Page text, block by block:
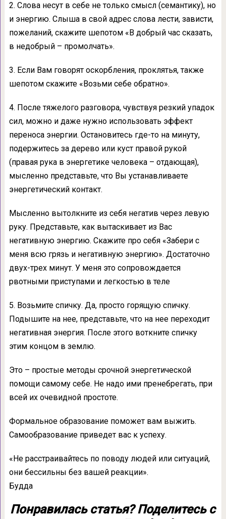
2. Слова несут в себе не только смысл (семантику), но
и энергию. Слыша в свой адрес слова лести, зависти,
пожеланий, скажите шепотом «В добрый час сказать,
в недобрый – промолчать».
3. Если Вам говорят оскорбления, проклятья, также
шепотом скажите «Возьми себе обратно».
4. После тяжелого разговора, чувствуя резкий упадок
сил, можно и даже нужно использовать эффект
переноса энергии. Остановитесь где-то на минуту,
подержитесь за дерево или куст правой рукой
(правая рука в энергетике человека – отдающая),
мысленно представьте, что Вы устанавливаете
энергетический контакт.
Мысленно вытолкните из себя негатив через левую
руку. Представьте, как вытаскивает из Вас
негативную энергию. Скажите про себя «Забери с
меня всю грязь и негативную энергию». Достаточно
двух-трех минут. У меня это сопровождается
рвотными приступами и легкостью в теле
5. Возьмите спичку. Да, просто горящую спичку.
Подышите на нее, представьте, что на нее переходит
негативная энергия. После этого воткните спичку
этим концом в землю.
Это – простые методы срочной энергетической
помощи самому себе. Не надо ими пренебрегать, при
всей их очевидной простоте.
Формальное образование поможет вам выжить.
Самообразование приведет вас к успеху.
«Не расстраивайтесь по поводу людей или ситуаций,
они бессильны без вашей реакции».
Будда
Понравилась статья? Поделитесь с